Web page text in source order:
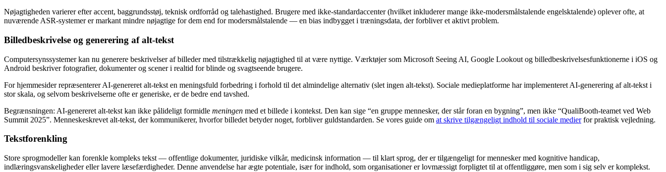
Nøjagtigheden varierer efter accent, baggrundsstøj, teknisk ordforråd og talehastighed. Brugere med ikke-standardaccenter (hvilket inkluderer mange ikke-modersmålstalende engelsktalende) oplever ofte, at
nuværende ASR-systemer er markant mindre nøjagtige for dem end for modersmålstalende — en bias indbygget i træningsdata, der forbliver et aktivt problem.
Billedbeskrivelse og generering af alt-tekst
Computersynssystemer kan nu generere beskrivelser af billeder med tilstrækkelig nøjagtighed til at være nyttige. Værktøjer som Microsoft Seeing AI, Google Lookout og billedbeskrivelsesfunktionerne i iOS og
Android beskriver fotografier, dokumenter og scener i realtid for blinde og svagtseende brugere.
For hjemmesider repræsenterer AI-genereret alt-tekst en meningsfuld forbedring i forhold til det almindelige alternativ (slet ingen alt-tekst). Sociale medieplatforme har implementeret AI-generering af alt-tekst i
stor skala, og selvom beskrivelserne ofte er generiske, er de bedre end tavshed.
Begrænsningen: AI-genereret alt-tekst kan ikke pålideligt formidle meningen med et billede i kontekst. Den kan sige “en gruppe mennesker, der står foran en bygning”, men ikke “QualiBooth-teamet ved Web
Summit 2025”. Menneskeskrevet alt-tekst, der kommunikerer, hvorfor billedet betyder noget, forbliver guldstandarden. Se vores guide om at skrive tilgængeligt indhold til sociale medierfor praktisk vejledning.
Tekstforenkling
Store sprogmodeller kan forenkle kompleks tekst — offentlige dokumenter, juridiske vilkår, medicinsk information — til klart sprog, der er tilgængeligt for mennesker med kognitive handicap,
indlæringsvanskeligheder eller lavere læsefærdigheder. Denne anvendelse har ægte potentiale, især for indhold, som organisationer er lovmæssigt forpligtet til at offentliggøre, men som i sig selv er komplekst.